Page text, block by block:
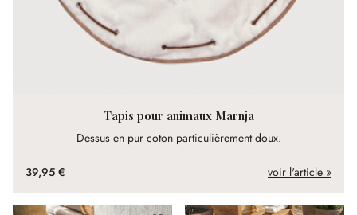
Tapis pour animaux Marnja
Dessus en pur coton particulièrement doux.
39,95 € voir l'article »